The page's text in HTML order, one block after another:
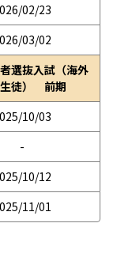
02/23
03/02
選抜入試（海外
徒） 前期
10/03
-
10/12
11/01